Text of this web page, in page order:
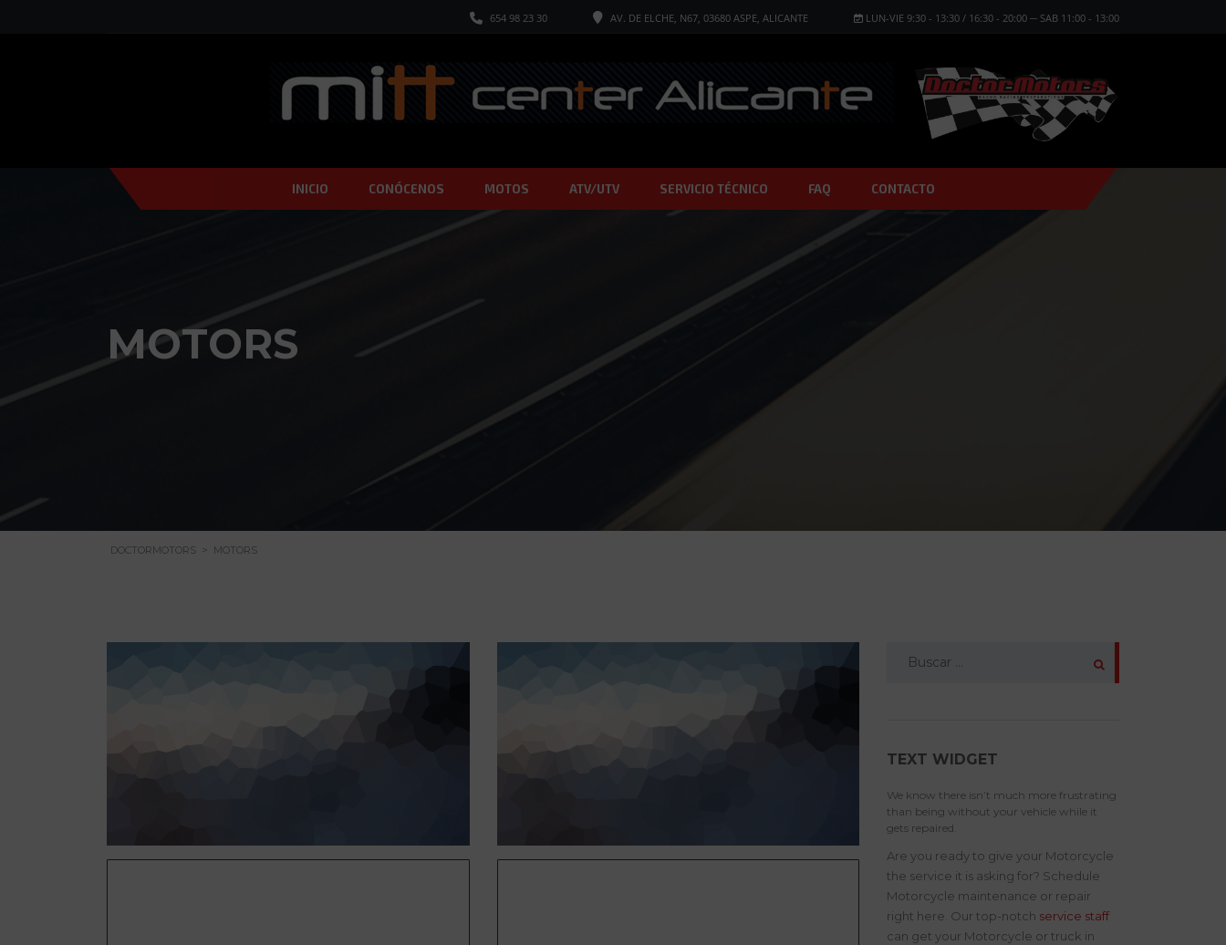
LUN-VIE 9:30 - 13:30 / 16:30 - 20:00 ─ SAB 11:00 - 13:00
AV. DE ELCHE, N67, 03680 ASPE, ALICANTE
654 98 23 30
INICIO CONÓCENOS MOTOS ATV/UTV SERVICIO TÉCNICO FAQ CONTACTO
MOTORS
DOCTORMOTORS > MOTORS
TEXT WIDGET
We know there isn’t much more frustrating
than being without your vehicle while it
gets repaired.
Are you ready to give your Motorcycle
the service it is asking for? Schedule
Motorcycle maintenance or repair
right here. Our top-notch service staff
can get your Motorcycle or truck in